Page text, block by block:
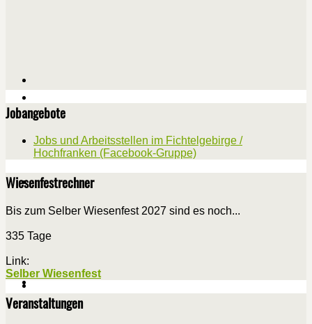
Jobangebote
Jobs und Arbeitsstellen im Fichtelgebirge /
Hochfranken (Facebook-Gruppe)
Wiesenfestrechner
Bis zum Selber Wiesenfest 2027 sind es noch...
335 Tage
Link:
Selber Wiesenfest
Veranstaltungen